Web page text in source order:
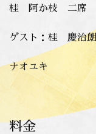
桂 阿か枝 二席
ゲスト：桂 慶治朗
ナオユキ
料金